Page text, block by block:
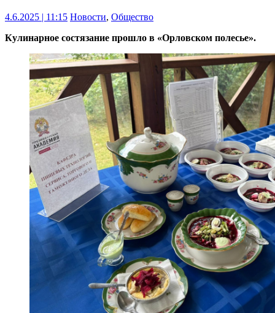
4.6.2025 | 11:15 Новости, Общество
Кулинарное состязание прошло в «Орловском полесье».